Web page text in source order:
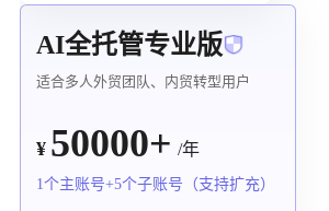
AI全托管专业版
适合多人外贸团队、内贸转型用户
¥ 50000+ /年
1个主账号+5个子账号（支持扩充）